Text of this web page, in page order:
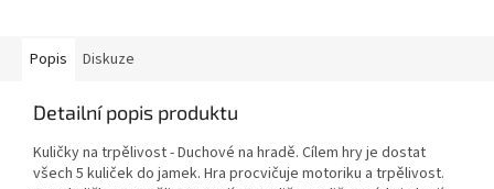
Popis Diskuze
Detailní popis produktu
Kuličky na trpělivost - Duchové na hradě. Cílem hry je dostat
všech 5 kuliček do jamek. Hra procvičuje motoriku a trpělivost.